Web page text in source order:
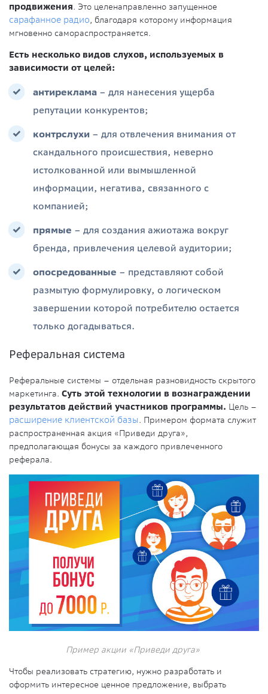
продвижения. Это целенаправленно запущенное
сарафанное радио, благодаря которому информация
мгновенно самораспространяется.
Есть несколько видов слухов, используемых в
зависимости от целей:
антиреклама – для нанесения ущерба
репутации конкурентов;
контрслухи – для отвлечения внимания от
скандального происшествия, неверно
истолкованной или вымышленной
информации, негатива, связанного с
компанией;
прямые – для создания ажиотажа вокруг
бренда, привлечения целевой аудитории;
опосредованные – представляют собой
размытую формулировку, о логическом
завершении которой потребителю остается
только догадываться.
Реферальная система
Реферальные системы – отдельная разновидность скрытого
маркетинга. Суть этой технологии в вознаграждении
результатов действий участников программы. Цель –
расширение клиентской базы. Примером формата служит
распространенная акция «Приведи друга»,
предполагающая бонусы за каждого привлеченного
реферала.
Пример акции «Приведи друга»
Чтобы реализовать стратегию, нужно разработать и
оформить интересное ценное предложение, выбрать